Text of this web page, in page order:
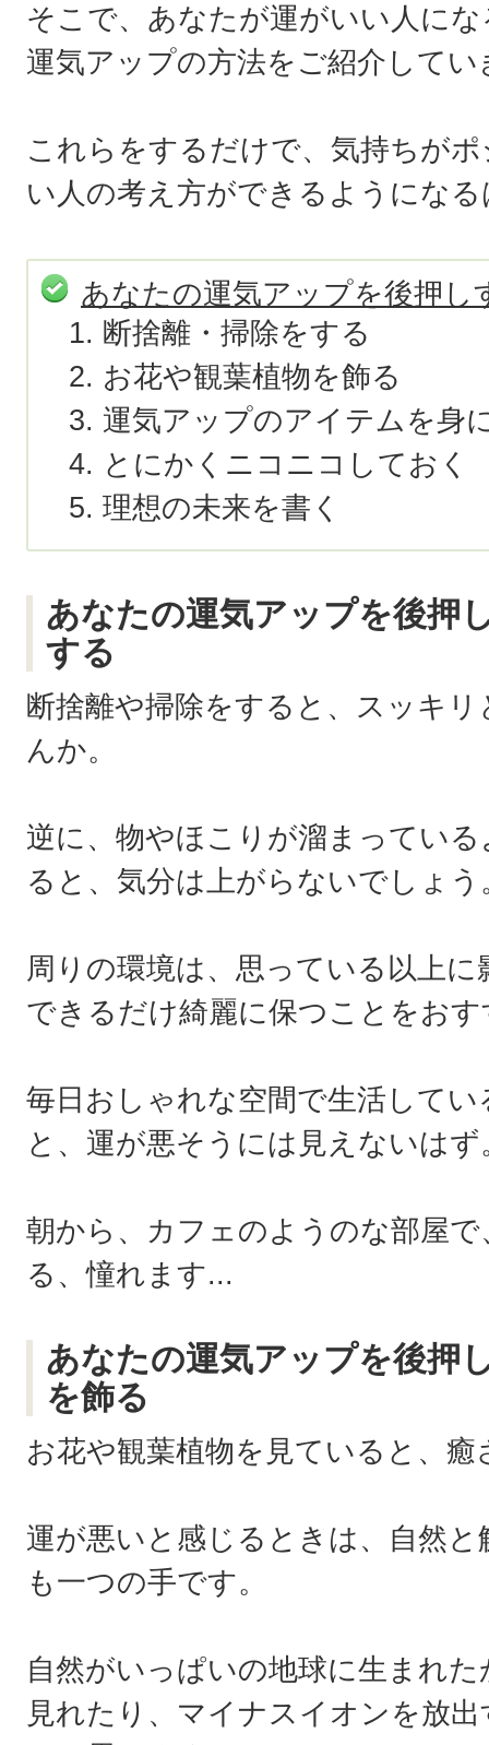
そこで、あなたが運がいい人に
運気アップの方法をご紹介してい
これらをするだけで、気持ちが
い人の考え方ができるようにな
あなたの運気アップを後押し
断捨離・掃除をする
お花や観葉植物を飾る
運気アップのアイテムを身
とにかくニコニコしておく
理想の未来を書く
あなたの運気アップを後押
する
断捨離や掃除をすると、スッキ
んか。
逆に、物やほこりが溜まってい
ると、気分は上がらないでしょう
周りの環境は、思っている以上
できるだけ綺麗に保つことをお
毎日おしゃれな空間で生活して
と、運が悪そうには見えないはず
朝から、カフェのようのな部屋
る、憧れます...
あなたの運気アップを後押
を飾る
お花や観葉植物を見ていると、
運が悪いと感じるときは、自然
も一つの手です。
自然がいっぱいの地球に生まれ
見れたり、マイナスイオンを放